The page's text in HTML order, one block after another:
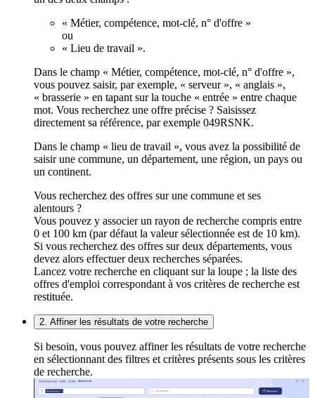
« Métier, compétence, mot-clé, n° d'offre »
ou
« Lieu de travail ».
Dans le champ « Métier, compétence, mot-clé, n° d'offre »,
vous pouvez saisir, par exemple, « serveur », « anglais »,
« brasserie » en tapant sur la touche « entrée » entre chaque
mot. Vous recherchez une offre précise ? Saisissez
directement sa référence, par exemple 049RSNK.
Dans le champ « lieu de travail », vous avez la possibilité de
saisir une commune, un département, une région, un pays ou
un continent.
Vous recherchez des offres sur une commune et ses
alentours ?
Vous pouvez y associer un rayon de recherche compris entre
0 et 100 km (par défaut la valeur sélectionnée est de 10 km).
Si vous recherchez des offres sur deux départements, vous
devez alors effectuer deux recherches séparées.
Lancez votre recherche en cliquant sur la loupe ; la liste des
offres d'emploi correspondant à vos critères de recherche est
restituée.
2. Affiner les résultats de votre recherche
Si besoin, vous pouvez affiner les résultats de votre recherche
en sélectionnant des filtres et critères présents sous les critères
de recherche.